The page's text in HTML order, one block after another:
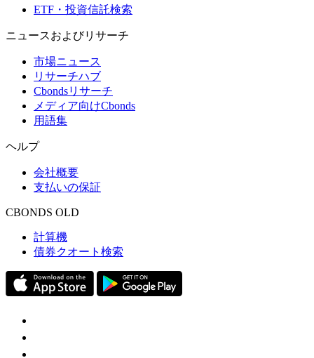
ETF・投資信託検索
ニュースおよびリサーチ
市場ニュース
リサーチハブ
Cbondsリサーチ
メディア向けCbonds
用語集
ヘルプ
会社概要
支払いの保証
CBONDS OLD
計算機
債券クオート検索